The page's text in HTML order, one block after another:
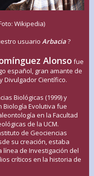
Wikipedia)
usuario Arbacia?
Alonso fue
español, gran amante de
Divulgador Científico.
Biológicas (1999) y
Biología Evolutiva fue
en la Facultad
de la UCM.
de Geociencias
su creación, estaba
línea de Investigación del
críticos en la historia de